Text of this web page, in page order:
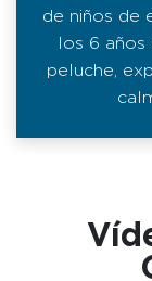
de niños de
los 6
peluche,